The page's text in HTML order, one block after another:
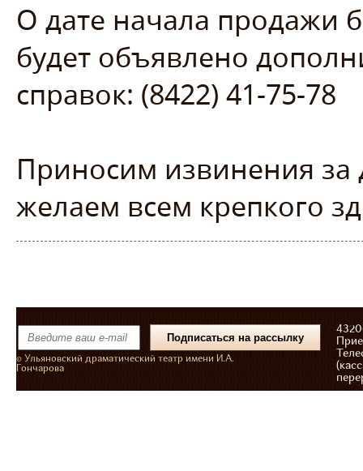
О дате начала продажи
будет объявлено
справок: (8422) 41-75-78
Приносим извинения за
желаем всем крепкого
© Ульяновский драматический театр имени И.А.
Гончарова